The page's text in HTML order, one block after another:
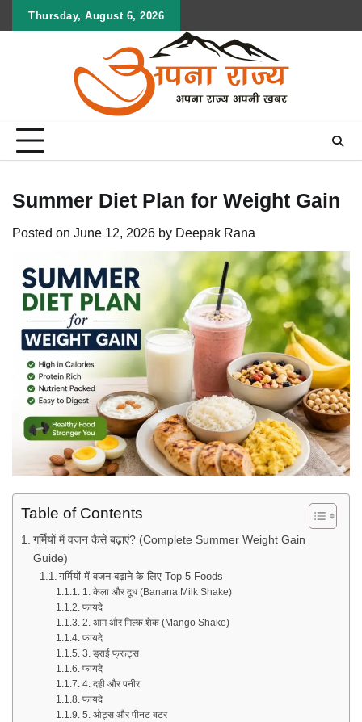
Thursday, August 6, 2026
Summer Diet Plan for Weight Gain
Posted on June 12, 2026 by Deepak Rana
Table of Contents
गर्मियों में वजन कैसे बढ़ाएं? (Complete Summer Weight Gain
Guide)
गर्मियों में वजन बढ़ाने के लिए Top 5 Foods
1. केला और दूध (Banana Milk Shake)
फायदे
2. आम और मिल्क शेक (Mango Shake)
फायदे
3. ड्राई फ्रूट्स
फायदे
4. दही और पनीर
फायदे
5. ओट्स और पीनट बटर